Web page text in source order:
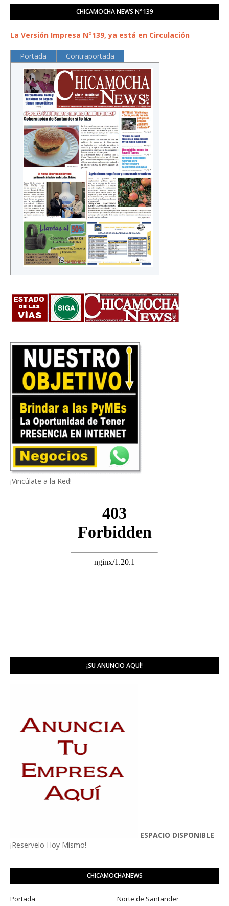
CHICAMOCHA NEWS N°139
La Versión Impresa N°139, ya está en Circulación
Portada Contraportada
¡Vincúlate a la Red!
¡SU ANUNCIO AQUÍ!
ESPACIO DISPONIBLE
¡Reservelo Hoy Mismo!
CHICAMOCHANEWS
Portada
Norte de Santander